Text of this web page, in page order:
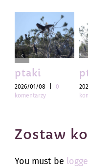
ptaki
2026/01/08
0
komentarzy
Zostaw
You must be